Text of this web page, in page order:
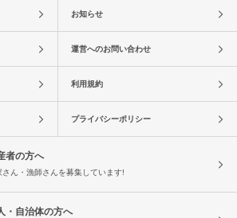
お知らせ
運営へのお問い合わせ
利用規約
プライバシーポリシー
者の方へ
さん・漁師さんを募集しています!
・自治体の方へ